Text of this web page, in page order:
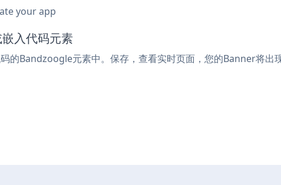
your app
入代码元素
的Bandzoogle元素中。保存，查看实时页面，您的Banner将出